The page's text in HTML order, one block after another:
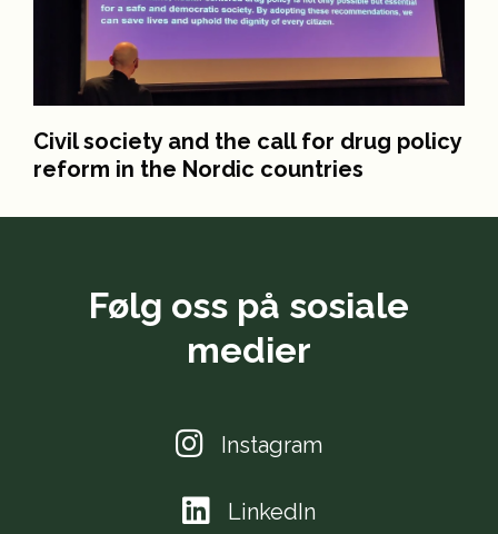
Civil society and the call for drug policy
reform in the Nordic countries
Følg oss på sosiale
medier
Instagram
LinkedIn